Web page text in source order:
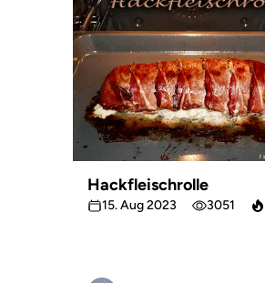
Hackfleischrolle
15. Aug 2023 3051